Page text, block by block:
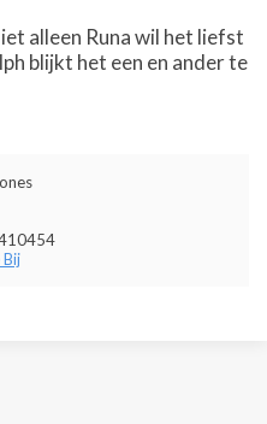
alleen Runa wil het liefst
blijkt het een en ander te
Bij